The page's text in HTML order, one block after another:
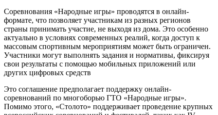
Соревнования «Народные игры» проводятся в онлайн-
формате, что позволяет участникам из разных регионов
страны принимать участие, не выходя из дома. Это особенно
актуально в условиях современных реалий, когда доступ к
массовым спортивным мероприятиям может быть ограничен.
Участники могут выполнять задания и нормативы, фиксируя
свои результаты с помощью мобильных приложений или
других цифровых средств
Это соглашение предполагает поддержку онлайн-
соревнований по многоборью ГТО «Народные игры».
Помимо этого, «Столото» поддерживает проведение крупных